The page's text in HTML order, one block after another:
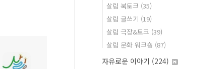
살림 북토크 (35)
살림 글쓰기 (19)
살림 극장&토크 (39)
살림 문화 워크숍 (87)
자유로운 이야기 (224)